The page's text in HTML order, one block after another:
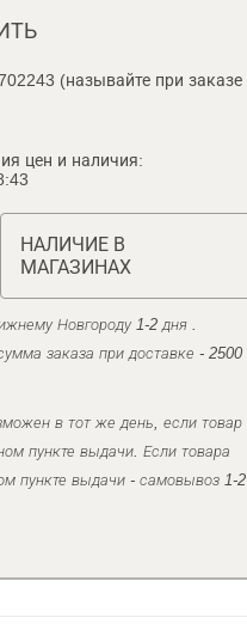
(называйте при заказе
цен и наличия:
НАЛИЧИЕ В
МАГАЗИНАХ
Новгороду 1-2 дня .
заказа при доставке - 2500
в тот же день, если товар
пункте выдачи. Если товара
пункте выдачи - самовывоз 1-2